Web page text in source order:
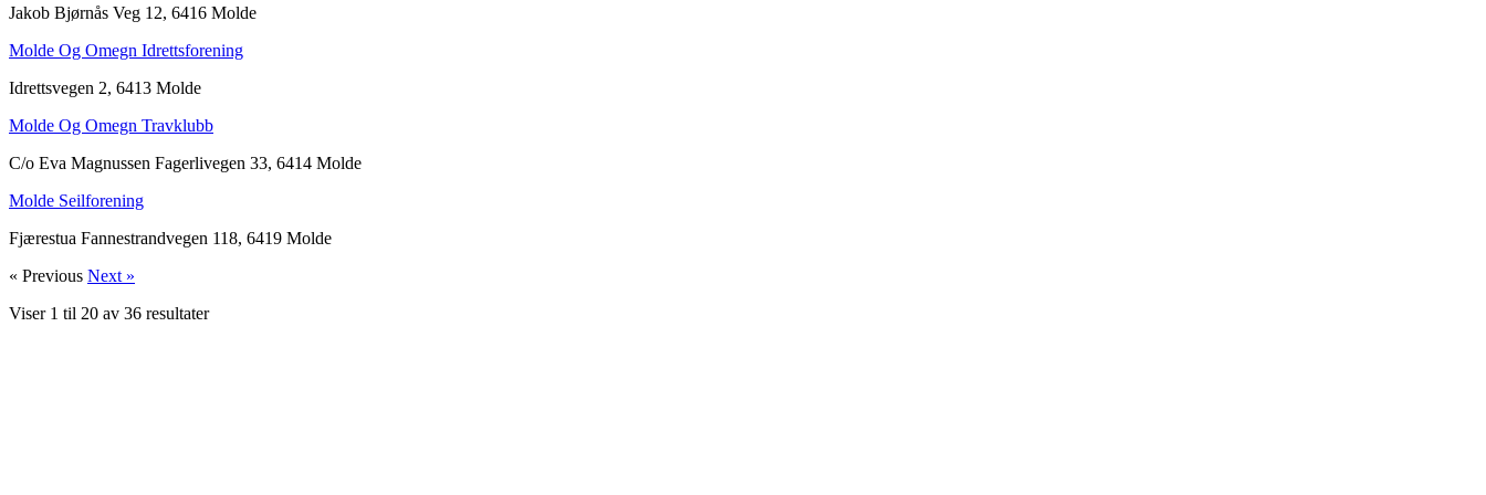
Jakob Bjørnås Veg 12, 6416 Molde
Molde Og Omegn Idrettsforening
Idrettsvegen 2, 6413 Molde
Molde Og Omegn Travklubb
C/o Eva Magnussen Fagerlivegen 33, 6414 Molde
Molde Seilforening
Fjærestua Fannestrandvegen 118, 6419 Molde
« Previous Next »
Viser 1 til 20 av 36 resultater